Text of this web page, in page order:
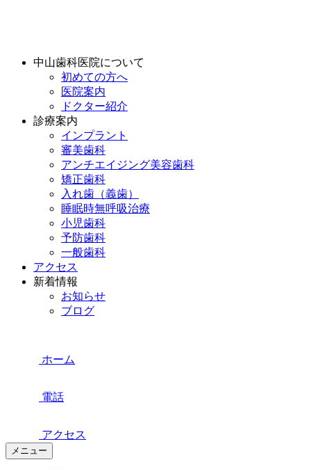
中山歯科医院について
初めての方へ
医院案内
ドクター紹介
診療案内
インプラント
審美歯科
アンチエイジング美容歯科
矯正歯科
入れ歯（義歯）
睡眠時無呼吸治療
小児歯科
予防歯科
一般歯科
アクセス
新着情報
お知らせ
ブログ
ホーム
電話
アクセス
メニュー